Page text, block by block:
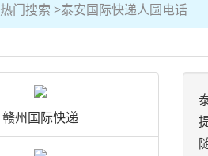
热门搜索 泰安国际快递人圆电话
赣州国际快递